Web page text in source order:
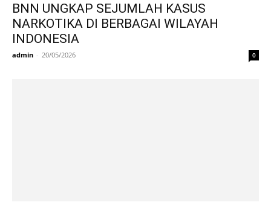
BNN UNGKAP SEJUMLAH KASUS
NARKOTIKA DI BERBAGAI WILAYAH
INDONESIA
admin - 20/05/2026 0